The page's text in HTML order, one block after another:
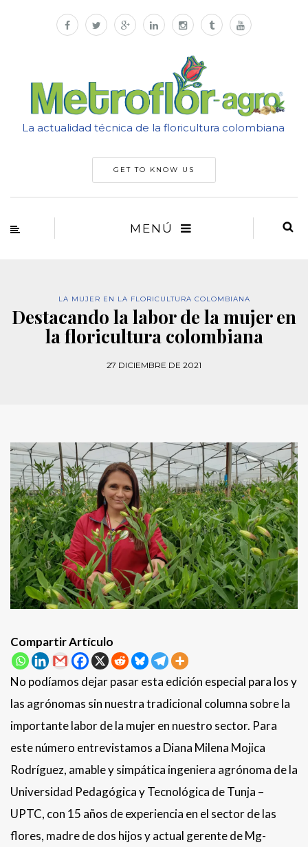
La actualidad técnica de la floricultura colombiana
GET TO KNOW US
MENÚ
LA MUJER EN LA FLORICULTURA COLOMBIANA
Destacando la labor de la mujer en
la floricultura colombiana
27 DICIEMBRE DE 2021
Compartir Artículo
No podíamos dejar pasar esta edición especial para los y
las agrónomas sin nuestra tradicional columna sobre la
importante labor de la mujer en nuestro sector. Para
este número entrevistamos a Diana Milena Mojica
Rodríguez, amable y simpática ingeniera agrónoma de la
Universidad Pedagógica y Tecnológica de Tunja –
UPTC, con 15 años de experiencia en el sector de las
flores, madre de dos hijos y actual gerente de Mg-